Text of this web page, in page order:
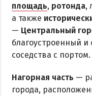
площадь, ротонда,
а также
— Центральный
благоустроенный
соседства с портом.
Нагорная часть —
города,